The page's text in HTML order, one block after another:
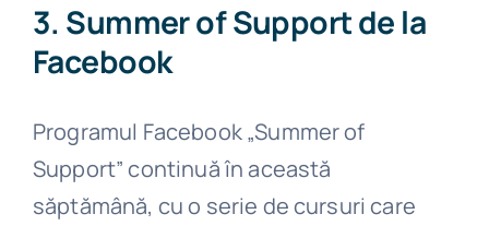
3. Summer of Support de la
Facebook
Programul Facebook „Summer of
Support” continuă în această
săptămână, cu o serie de cursuri care